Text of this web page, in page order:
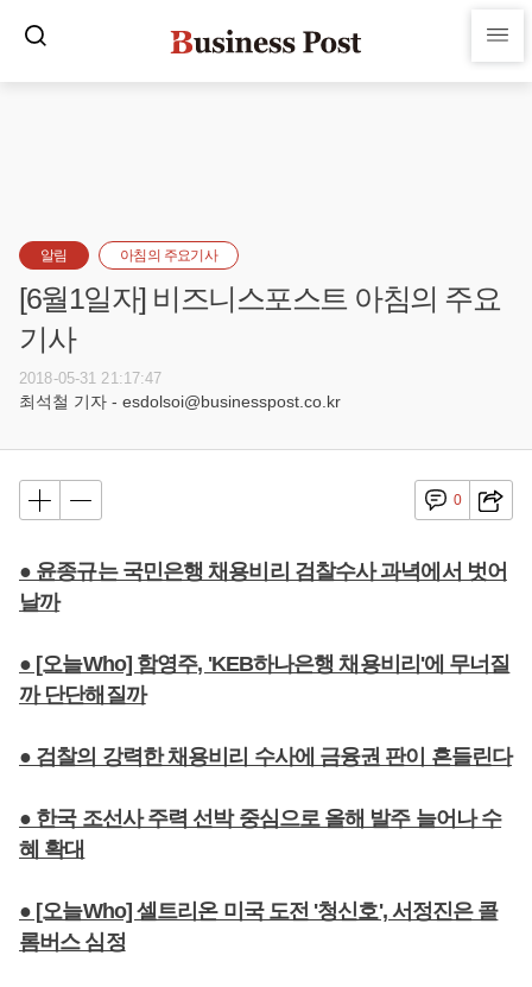
알림 아침의 주요기사
[6월1일자] 비즈니스포스트 아침의 주요
기사
2018-05-31 21:17:47
최석철 기자 - esdolsoi@businesspost.co.kr
0
● 윤종규는 국민은행 채용비리 검찰수사 과녁에서 벗어
날까
● [오늘Who] 함영주, 'KEB하나은행 채용비리'에 무너질
까 단단해질까
● 검찰의 강력한 채용비리 수사에 금융권 판이 흔들린다
● 한국 조선사 주력 선박 중심으로 올해 발주 늘어나 수
혜 확대
● [오늘Who] 셀트리온 미국 도전 '청신호', 서정진은 콜
롬버스 심정